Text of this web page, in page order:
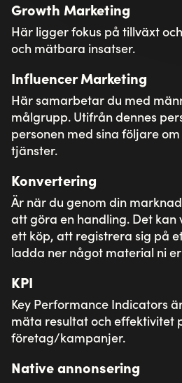
Vårt erbjudande
Våra plattformar
Litium
Umbraco
Norce
Om Toxic
Jobba på Toxic
Support